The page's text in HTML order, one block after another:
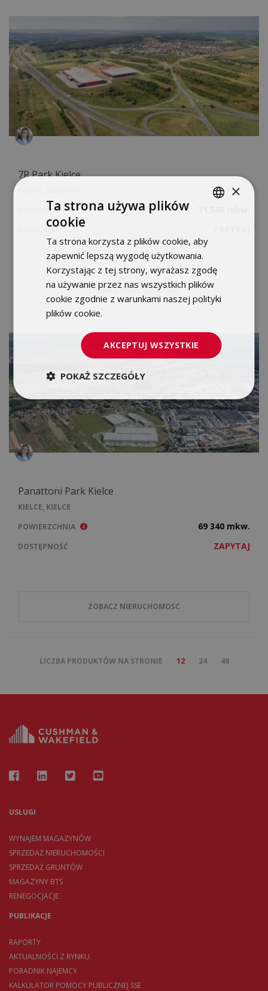
7R Park Kielce
POWIERZCHNIA
DOSTĘPNOŚĆ
ZOBACZ NIERUCHOMOŚĆ
Panattoni Park Kielce
KIELCE, KIELCE
POWIERZCHNIA
69 340 mkw.
DOSTĘPNOŚĆ ZAPYTAJ
ZOBACZ NIERUCHOMOŚĆ
LICZBA PRODUKTÓW NA STRONIE 12 24 48
USŁUGI
WYNAJEM MAGAZYNÓW
SPRZEDAŻ NIERUCHOMOŚCI
SPRZEDAŻ GRUNTÓW
MAGAZYNY BTS
RENEGOCJACJE
PUBLIKACJE
RAPORTY
AKTUALNOŚCI Z RYNKU
PORADNIK NAJEMCY
KALKULATOR POMOCY PUBLICZNEJ SSE
ENGLISH
×
Ta strona używa plików
cookie
Ta strona korzysta z plików cookie, aby
zapewnić lepszą wygodę użytkowania.
Korzystając z tej strony, wyrażasz zgodę
na używanie przez nas wszystkich plików
cookie zgodnie z warunkami naszej polityki
plików cookie.
AKCEPTUJ WSZYSTKIE
POKAŻ SZCZEGÓŁY